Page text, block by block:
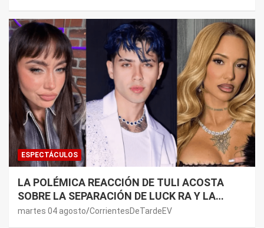
ESPECTÁCULOS
LA POLÉMICA REACCIÓN DE TULI ACOSTA
SOBRE LA SEPARACIÓN DE LUCK RA Y LA
JOAQUI: “¿MI VERDAD?”
martes 04 agosto CorrientesDeTardeEV